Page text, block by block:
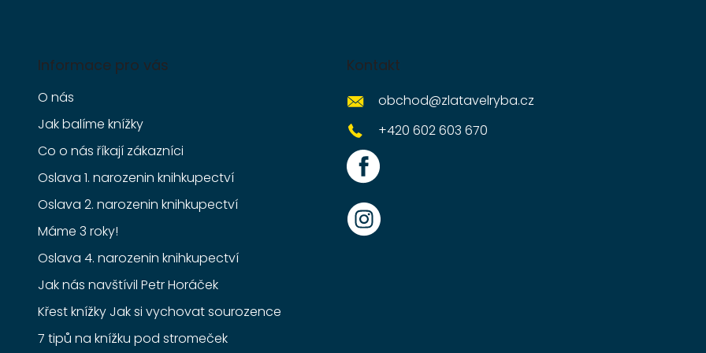
Informace pro vás
O nás
Jak balíme knížky
Co o nás říkají zákazníci
Oslava 1. narozenin knihkupectví
Oslava 2. narozenin knihkupectví
Máme 3 roky!
Oslava 4. narozenin knihkupectví
Jak nás navštívil Petr Horáček
Křest knížky Jak si vychovat sourozence
7 tipů na knížku pod stromeček
Kontakt
obchod@zlatavelryba.cz
+420 602 603 670